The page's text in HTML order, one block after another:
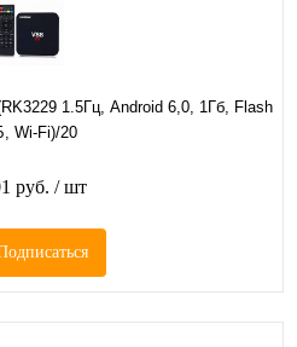
1.5Гц, Android 6,0, 1Гб, Flash
Wi-Fi)/20
руб. / шт